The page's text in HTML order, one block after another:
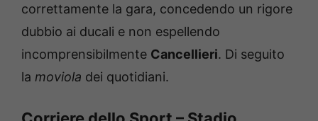
correttamente la gara, concedendo un rigore
dubbio ai ducali e non espellendo
incomprensibilmente Cancellieri. Di seguito
la moviola dei quotidiani.